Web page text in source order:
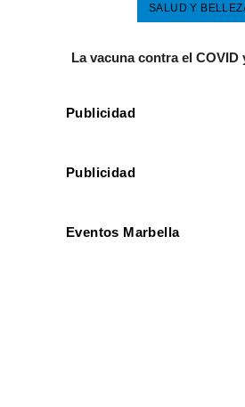
SALUD Y
La vacuna contra el COVID
Publicidad
Publicidad
Eventos Marbella